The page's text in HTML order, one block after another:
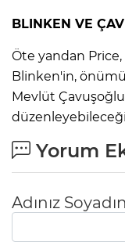
BLINKEN VE
Öte yandan Price,
Blinken'in,
Mevlüt
Yorum
Adınız